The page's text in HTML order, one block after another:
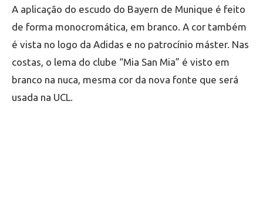
A aplicação do escudo do Bayern de Munique é feito
de forma monocromática, em branco. A cor também
é vista no logo da Adidas e no patrocínio máster. Nas
costas, o lema do clube “Mia San Mia” é visto em
branco na nuca, mesma cor da nova fonte que será
usada na UCL.